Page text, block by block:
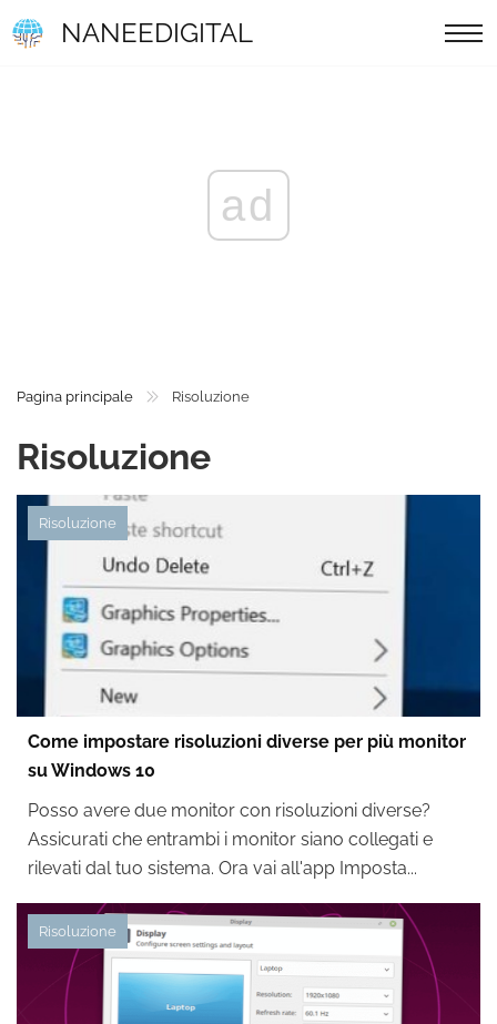
NANEEDIGITAL
ad
Pagina principale Risoluzione
Risoluzione
Risoluzione
Come impostare risoluzioni diverse per più monitor
su Windows 10
Posso avere due monitor con risoluzioni diverse?
Assicurati che entrambi i monitor siano collegati e
rilevati dal tuo sistema. Ora vai all'app Imposta...
Risoluzione